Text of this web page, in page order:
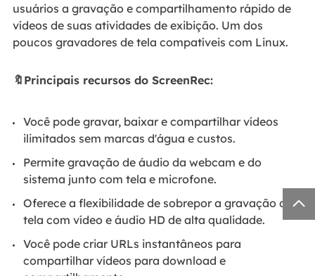
usuários a gravação e compartilhamento rápido de
vídeos de suas atividades de exibição. Um dos
poucos gravadores de tela compatíveis com Linux.
🔖Principais recursos do ScreenRec:
Você pode gravar, baixar e compartilhar vídeos
ilimitados sem marcas d'água e custos.
Permite gravação de áudio da webcam e do
sistema junto com tela e microfone.
Oferece a flexibilidade de sobrepor a gravação de
tela com vídeo e áudio HD de alta qualidade.
Você pode criar URLs instantâneos para
compartilhar vídeos para download e
